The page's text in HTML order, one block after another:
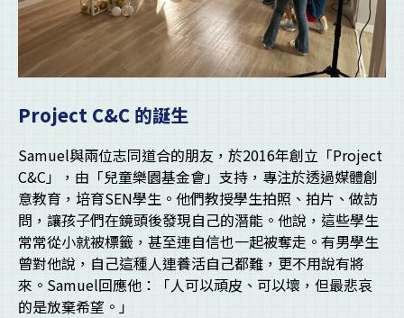
Project C&C 的誕生
Samuel與兩位志同道合的朋友，於2016年創立「Project
C&C」，由「兒童樂園基金會」支持，專注於透過媒體創
意教育，培育SEN學生。他們教授學生拍照、拍片、做訪
問，讓孩子們在鏡頭後發現自己的潛能。他說，這些學生
常常從小就被標籤，甚至連自信也一起被奪走。有男學生
曾對他說，自己這種人連養活自己都難，更不用說有將
來。Samuel回應他：「人可以頑皮、可以壞，但最悲哀
的是放棄希望。」